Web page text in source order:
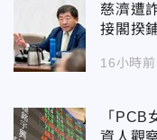
慈濟遭
接閣揆
16小時前
「PCB
資人觀